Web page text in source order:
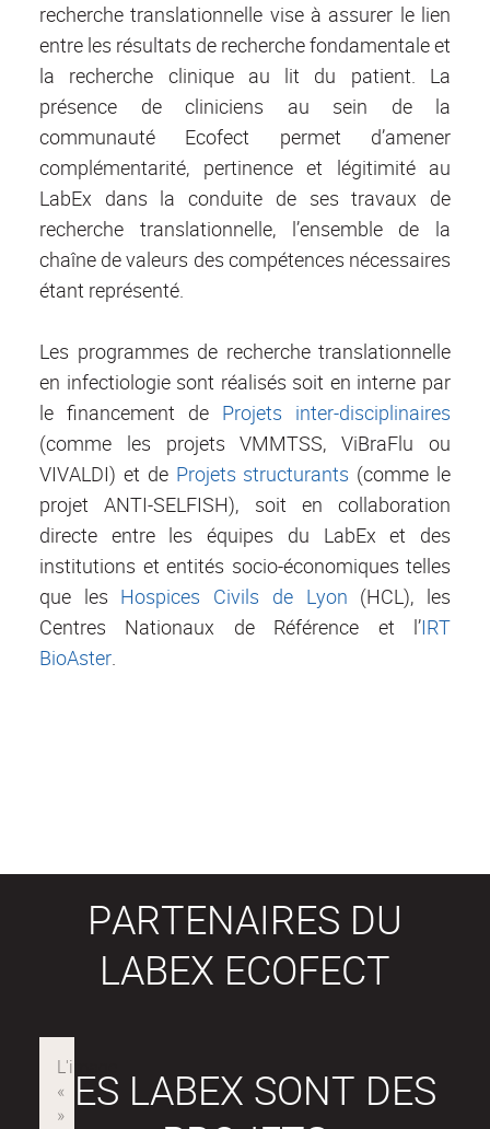
recherche translationnelle vise à assurer le lien
entre les résultats de recherche fondamentale et
la recherche clinique au lit du patient. La
présence de cliniciens au sein de la
communauté Ecofect permet d’amener
complémentarité, pertinence et légitimité au
LabEx dans la conduite de ses travaux de
recherche translationnelle, l’ensemble de la
chaîne de valeurs des compétences nécessaires
étant représenté.
Les programmes de recherche translationnelle
en infectiologie sont réalisés soit en interne par
le financement de Projets inter-disciplinaires
(comme les projets VMMTSS, ViBraFlu ou
VIVALDI) et de Projets structurants (comme le
projet ANTI-SELFISH), soit en collaboration
directe entre les équipes du LabEx et des
institutions et entités socio-économiques telles
que les Hospices Civils de Lyon (HCL), les
Centres Nationaux de Référence et l’IRT
BioAster.
PARTENAIRES DU
LABEX ECOFECT
LES LABEX SONT DES